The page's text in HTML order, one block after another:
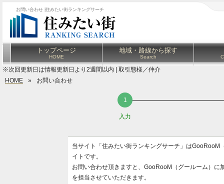
お問い合わせ |住みたい街ランキングサーチ
トップページ
HOME
地域・路線から探す
Search
※次回更新日は情報更新日より2週間以内 | 取引態様／仲介
HOME
» お問い合わせ
入力
当サイト「住みたい街ランキングサーチ」は
イトです。
お問い合わせ頂きますと、GooRooM（グールーム）
を担当させていただきます。